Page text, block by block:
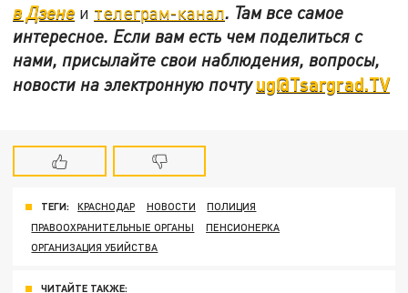
в Дзене и телеграм-канал. Там все самое
интересное. Если вам есть чем поделиться с
нами, присылайте свои наблюдения, вопросы,
новости на электронную почтуug@Tsargrad.TV
ТЕГИ: КРАСНОДАР НОВОСТИ
ПОЛИЦИЯ
ПРАВООХРАНИТЕЛЬНЫЕ ОРГАНЫ
ПЕНСИОНЕРКА
ОРГАНИЗАЦИЯ УБИЙСТВА
ЧИТАЙТЕ ТАКЖЕ: